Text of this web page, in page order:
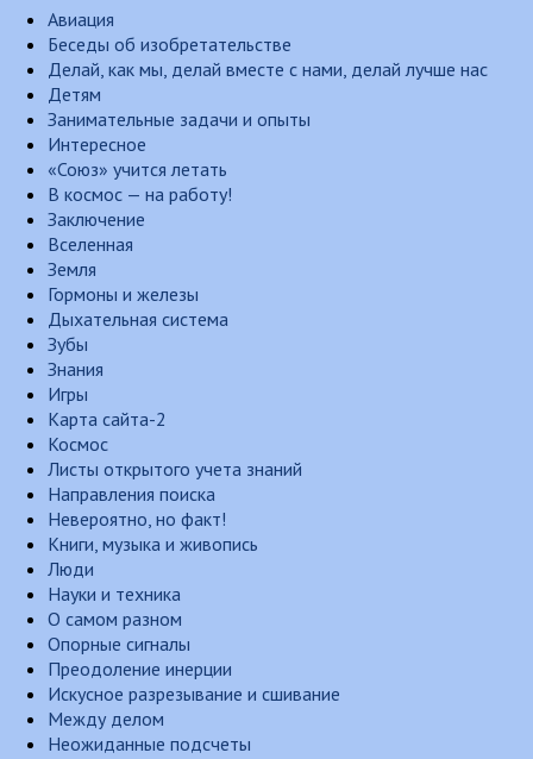
Авиация
Беседы об изобретательстве
Делай, как мы, делай вместе с нами, делай лучше нас
Детям
Занимательные задачи и опыты
Интересное
«Союз» учится летать
В космос — на работу!
Заключение
Вселенная
Земля
Гормоны и железы
Дыхательная система
Зубы
Знания
Игры
Карта сайта-2
Космос
Листы открытого учета знаний
Направления поиска
Невероятно, но факт!
Книги, музыка и живопись
Люди
Науки и техника
О самом разном
Опорные сигналы
Преодоление инерции
Искусное разрезывание и сшивание
Между делом
Неожиданные подсчеты